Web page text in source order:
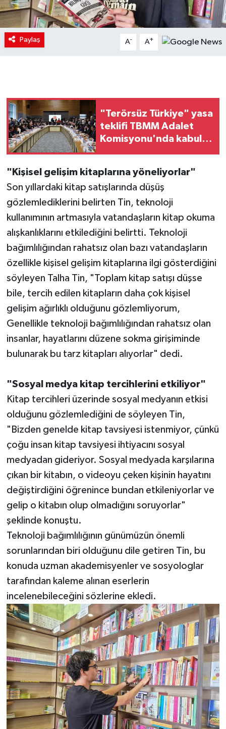
Paylaş A- A+
"Terörsüz Türkiye" yasa
teklifi TBMM Adalet
Komisyonu'nda kabul
"Kişisel gelişim kitaplarına yöneliyorlar"
Son yıllardaki kitap satışlarında düşüş
gözlemlediklerini belirten Tin, teknoloji
kullanımının artmasıyla vatandaşların kitap okuma
alışkanlıklarını etkilediğini belirtti. Teknoloji
bağımlılığından rahatsız olan bazı vatandaşların
özellikle kişisel gelişim kitaplarına ilgi gösterdiğini
söyleyen Talha Tin, "Toplam kitap satışı düşse
bile, tercih edilen kitapların daha çok kişisel
gelişim ağırlıklı olduğunu gözlemliyorum,
Genellikle teknoloji bağımlılığından rahatsız olan
insanlar, hayatlarını düzene sokma girişiminde
bulunarak bu tarz kitapları alıyorlar" dedi.
"Sosyal medya kitap tercihlerini etkiliyor"
Kitap tercihleri üzerinde sosyal medyanın etkisi
olduğunu gözlemlediğini de söyleyen Tin,
"Bizden genelde kitap tavsiyesi istenmiyor, çünkü
çoğu insan kitap tavsiyesi ihtiyacını sosyal
medyadan gideriyor. Sosyal medyada karşılarına
çıkan bir kitabın, o videoyu çeken kişinin hayatını
değiştirdiğini öğrenince bundan etkileniyorlar ve
gelip o kitabın olup olmadığını soruyorlar"
şeklinde konuştu.
Teknoloji bağımlılığının günümüzün önemli
sorunlarından biri olduğunu dile getiren Tin, bu
konuda uzman akademisyenler ve sosyologlar
tarafından kaleme alınan eserlerin
incelenebileceğini sözlerine ekledi.